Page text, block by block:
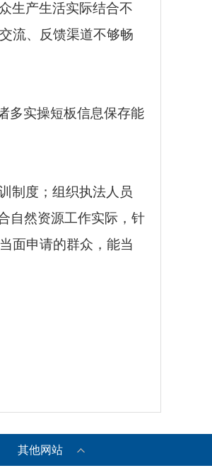
生产生活实际结合不
流、反馈渠道不够畅
多实操短板信息保存能
制度；组织执法人员
自然资源工作实际，针
面申请的群众，能当
其他网站